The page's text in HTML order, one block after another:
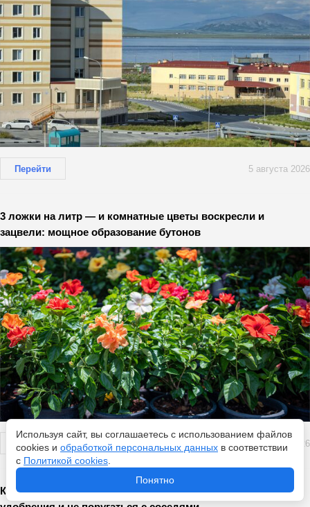
Перейти 5 августа 2026
3 ложки на литр — и комнатные цветы воскресли и
зацвели: мощное образование бутонов
Перейти 5 августа 2026
Компостная куча на даче: как превратить отходы в
Используя сайт, вы соглашаетесь с использованием файлов
cookies и обработкой персональных данных в соответствии
с Политикой cookies
Понятно